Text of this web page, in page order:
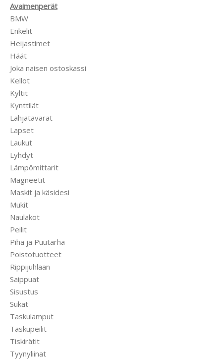
Avaimenperät
BMW
Enkelit
Heijastimet
Häät
Joka naisen ostoskassi
Kellot
Kyltit
Kynttilät
Lahjatavarat
Lapset
Laukut
Lyhdyt
Lämpömittarit
Magneetit
Maskit ja käsidesi
Mukit
Naulakot
Peilit
Piha ja Puutarha
Poistotuotteet
Rippijuhlaan
Saippuat
Sisustus
Sukat
Taskulamput
Taskupeilit
Tiskirätit
Tyynyliinat